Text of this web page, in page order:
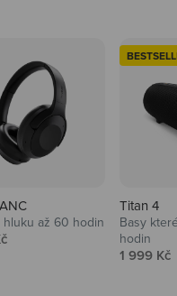
hluku až 60 hodin
Titan 4
Basy
hodin
Prodejní
1 999 Kč